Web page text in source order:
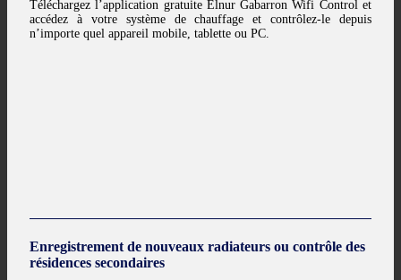
Téléchargez l’application gratuite Elnur Gabarron Wifi Control et
accédez à votre système de chauffage et contrôlez-le depuis
n’importe quel appareil mobile, tablette ou PC.
Enregistrement de nouveaux radiateurs ou contrôle des
résidences secondaires